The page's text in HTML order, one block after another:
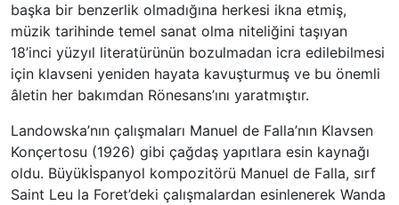
başka bir benzerlik olmadığına herkesi ikna etmiş,
müzik tarihinde temel sanat olma niteliğini taşıyan
18’inci yüzyıl literatürünün bozulmadan icra edilebilmesi
için klavseni yeniden hayata kavuşturmuş ve bu önemli
âletin her bakımdan Rönesans’ını yaratmıştır.
Landowska’nın çalışmaları Manuel de Falla’nın Klavsen
Konçertosu (1926) gibi çağdaş yapıtlara esin kaynağı
oldu. Büyükİspanyol kompozitörü Manuel de Falla, sırf
Saint Leu la Foret’deki çalışmalardan esinlenerek Wanda